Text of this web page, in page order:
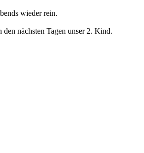
wieder rein.
nächsten Tagen unser 2. Kind.